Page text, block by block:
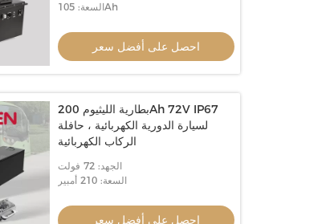
السعة: 105Ah
احصل على أفضل سعر
بطارية الليثيوم 200Ah 72V IP67
لسيارة الدورية الكهربائية ، حافلة
الركاب الكهربائية
الجهد: 72 فولت
السعة: 210 أمبير
احصل على أفضل سعر